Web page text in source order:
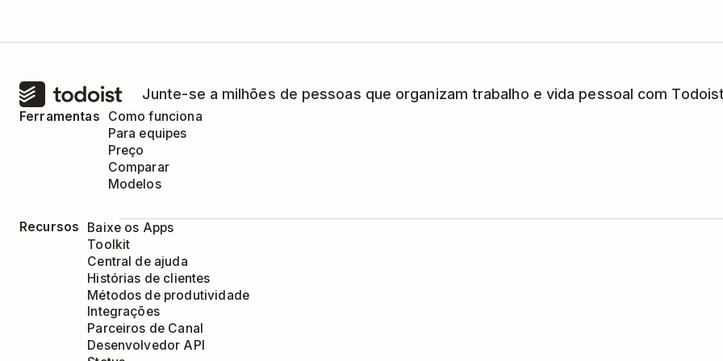
Junte-se a milhões de pessoas que organizam trabalho e vida pessoal com
Ferramentas
Como funciona
Para equipes
Preço
Comparar
Modelos
Recursos
Baixe os Apps
Toolkit
Central de ajuda
Histórias de clientes
Métodos de produtividade
Integrações
Parceiros de Canal
Desenvolvedor API